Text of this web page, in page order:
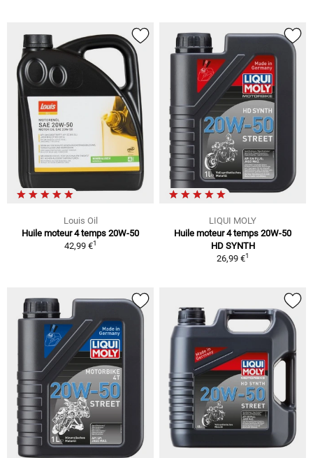
Louis Oil
Huile moteur 4 temps 20W-50
42,99 €1
LIQUI MOLY
Huile moteur 4 temps 20W-50
HD SYNTH
26,99 €1